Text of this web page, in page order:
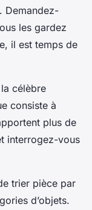
Demandez-
les gardez
il est temps de
célèbre
consiste à
plus de
interrogez-vous
trier pièce par
d’objets.